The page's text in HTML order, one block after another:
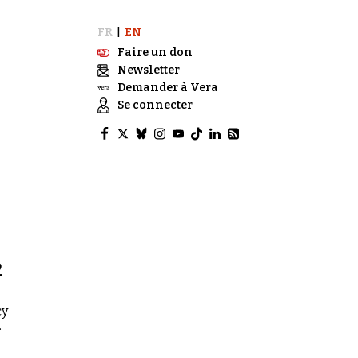
FR
EN
Faire un don
Newsletter
Demander à Vera
Se connecter